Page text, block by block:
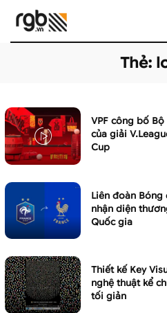
Thẻ:
VPF công bố
của giải
Cup
Liên đoàn
nhận diện
Quốc gia
Thiết kế Key
nghệ thuật kể
tối giản